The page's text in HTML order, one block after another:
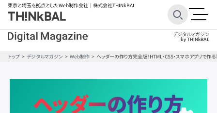
東京と埼玉を拠点としたWeb制作会社 ｜株式会社THINkBAL
デジタルマガジン
by THINkBAL
BtoB ECサイト Googleアナリティクス
SEO対策
BtoB ECサイト Googleアナリティクス
SEO対策
トップ デジタルマガジン Web制作 ヘッダーの作り方完全版！HTML・CSS・スマホアプリで作